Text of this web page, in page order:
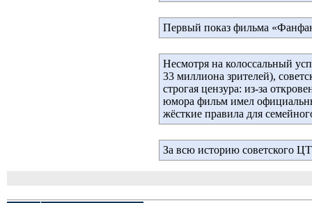
Первый показ фильма
Несмотря на колоссальный
33 миллиона зрителей),
строгая цензура: из-за
юмора фильм имел
жёсткие правила для
За всю историю советского